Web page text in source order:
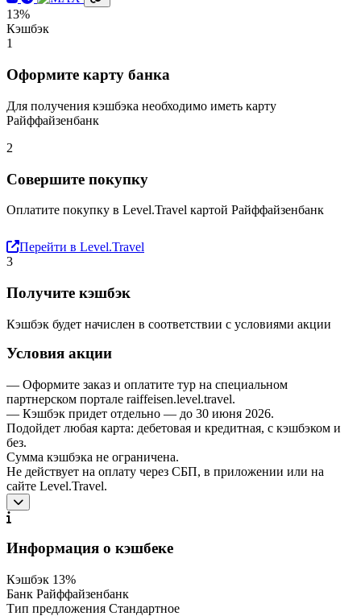
13%
Кэшбэк
1
Оформите карту банка
Для получения кэшбэка необходимо иметь карту
Райффайзенбанк
2
Совершите покупку
Оплатите покупку в Level.Travel картой Райффайзенбанк
Перейти в Level.Travel
3
Получите кэшбэк
Кэшбэк будет начислен в соответствии с условиями акции
Условия акции
— Оформите заказ и оплатите тур на специальном
партнерском портале raiffeisen.level.travel.
— Кэшбэк придет отдельно — до 30 июня 2026.
Подойдет любая карта: дебетовая и кредитная, с кэшбэком и
без.
Сумма кэшбэка не ограничена.
Не действует на оплату через СБП, в приложении или на
сайте Level.Travel.
Информация о кэшбеке
Кэшбэк 13%
Банк Райффайзенбанк
Тип предложения Стандартное